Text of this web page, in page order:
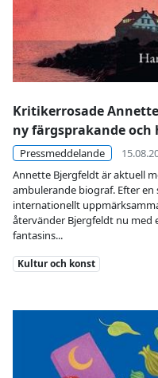
Kritikerrosade
ny färgsprakande
Pressmeddelande
Annette Bjergfeldt är aktuell
ambulerande biograf. Efter
internationellt
återvänder Bjergfeldt nu med
fantasins...
Kategori
Kultur och konst